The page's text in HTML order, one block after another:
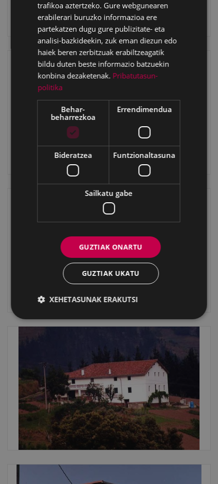
trafikoa aztertzeko. Gure webgunearen
erabilerari buruzko informazioa ere
partekatzen dugu gure publizitate- eta
analisi-bazkideekin, zuk eman diezun edo
haiek beren zerbitzuak erabiltzeagatik
bildu duten beste informazio batzuekin
konbina dezaketenak. Pribatutasun-
politika
Behar-
beharrezkoa
Errendimendua
Bideratzea Funtzionaltasuna
Sailkatu gabe
GUZTIAK ONARTU
GUZTIAK UKATU
XEHETASUNAK ERAKUTSI